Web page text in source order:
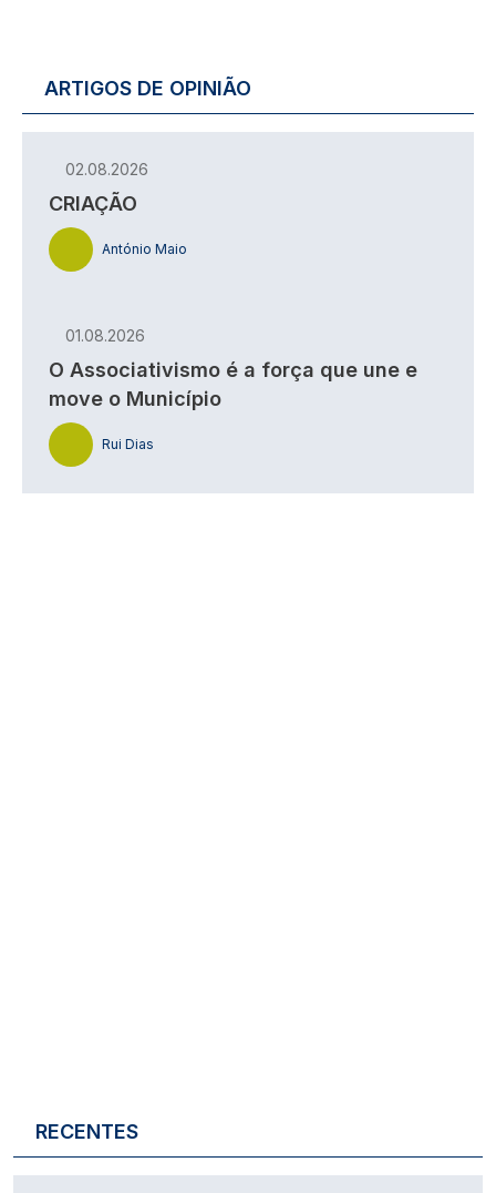
ARTIGOS DE OPINIÃO
02.08.2026
CRIAÇÃO
António Maio
01.08.2026
O Associativismo é a força que une e
move o Município
Rui Dias
RECENTES